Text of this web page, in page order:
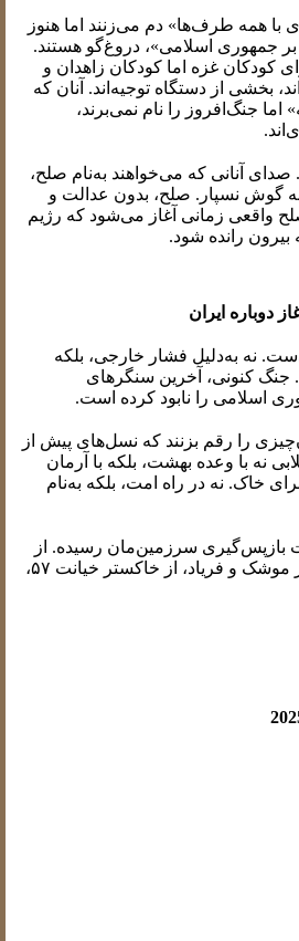
با همه طرف‌ها» دم می‌زنند اما هنوز
بر جمهوری اسلامی»، دروغ‌گو هستند.
کودکان غزه اما کودکان زاهدان و
بخشی از دستگاه توجیه‌اند. آنان که
جنگ‌افروز را نام نمی‌برند،
آنانی که می‌خواهند به‌نام صلح،
به گوش نسپار. صلح، بدون عدالت و
واقعی زمانی آغاز می‌شود که رژیم
رانده شود.
دوباره ایران
نه به‌دلیل فشار خارجی، بلکه
جنگ کنونی، آخرین سنگرهای
اسلامی را نابود کرده است.
را رقم بزنند که نسل‌های پیش از
نه با وعده بهشت، بلکه با آرمان
خاک. نه در راه امت، بلکه به‌نام
بازپس‌گیری سرزمین‌مان رسیده. از
دل دود و خاکستر، از آوار موشک و فریاد، از خاکستر خیانت ۵۷،